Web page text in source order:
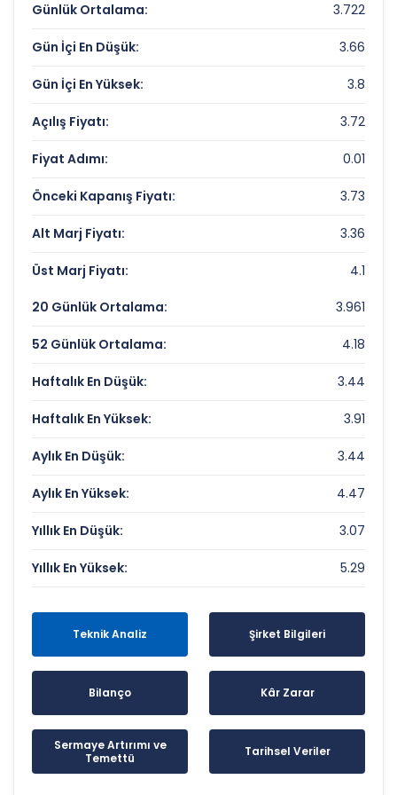
ORCAY ORTAKOY CAY SANAYI Değerleme
Çarpanları
Fiyat/Kazanç (F/K):
Veri Yok
Piyasa Değeri/Defter Değeri (PD/DD):
1.03
ORCAY ORTAKOY CAY SANAYI Rekorlar ve
Önemli Seviyeler
Bugün Gördüğü En Yüksek Fiyat:
Son 1 Yılın Zirvesi:
5.29 TL
Son 1 Yılın Dibi:
3.07 TL
Günlük Ortalama: 3.722
Gün İçi En Düşük: 3.66
Gün İçi En Yüksek: 3.8
Açılış Fiyatı: 3.72
Fiyat Adımı: 0.01
Önceki Kapanış Fiyatı: 3.73
Alt Marj Fiyatı: 3.36
Üst Marj Fiyatı: 4.1
20 Günlük Ortalama: 3.961
52 Günlük Ortalama: 4.18
Haftalık En Düşük: 3.44
Haftalık En Yüksek: 3.91
Aylık En Düşük: 3.44
Aylık En Yüksek: 4.47
Yıllık En Düşük: 3.07
Yıllık En Yüksek: 5.29
Teknik Analiz Şirket Bilgileri
Bilanço Kâr Zarar
Sermaye Artırımı ve
Temettü
Tarihsel Veriler